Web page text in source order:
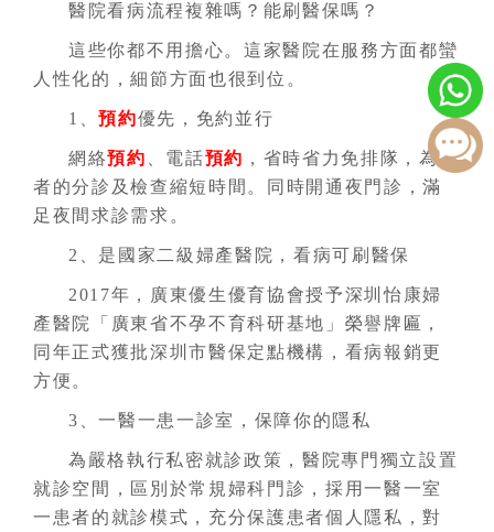
醫院看病流程複雜嗎？能刷醫保嗎？
這些你都不用擔心。這家醫院在服務方面都蠻
人性化的，細節方面也很到位。
1、預約優先，免約並行
網絡預約 、電話預約 ，省時省力免排隊，為患
者的分診及檢查縮短時間。同時開通夜門診，滿
足夜間求診需求。
2、是國家二級婦產醫院，看病可刷醫保
2017年，廣東優生優育協會授予深圳怡康婦
產醫院「廣東省不孕不育科研基地」榮譽牌匾，
同年正式獲批深圳市醫保定點機構，看病報銷更
方便。
3、一醫一患一診室，保障你的隱私
為嚴格執行私密就診政策，醫院專門獨立設置
就診空間，區別於常規婦科門診，採用一醫一室
一患者的就診模式，充分保護患者個人隱私，對